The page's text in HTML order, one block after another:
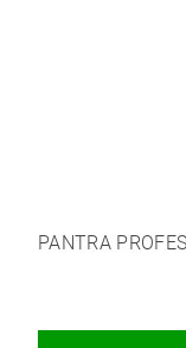
PANTRA